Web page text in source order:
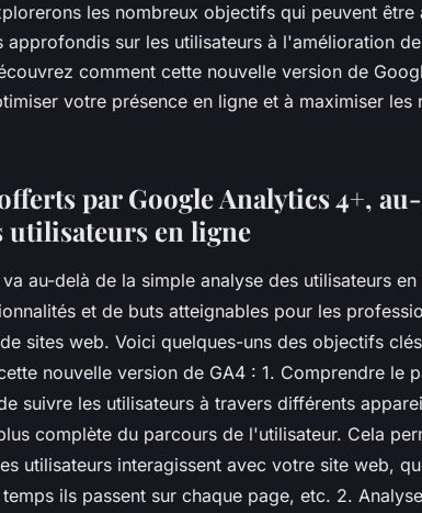
les nombreux objectifs qui peuvent être
approfondis sur les utilisateurs à l'amélioration
comment cette nouvelle version de
votre présence en ligne et à maximiser les
par Google Analytics 4+,
utilisateurs en ligne
au-delà de la simple analyse des utilisateurs en
et de buts atteignables pour les
sites web. Voici quelques-uns des objectifs
nouvelle version de GA4 : 1. Comprendre le
suivre les utilisateurs à travers différents
complète du parcours de l'utilisateur. Cela
utilisateurs interagissent avec votre site web,
ils passent sur chaque page, etc. 2.